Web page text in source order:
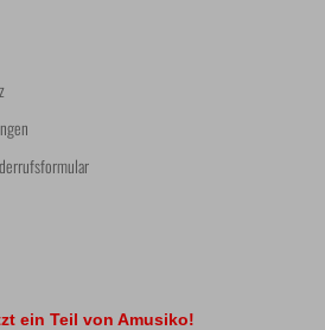
ein Teil von Amusiko!